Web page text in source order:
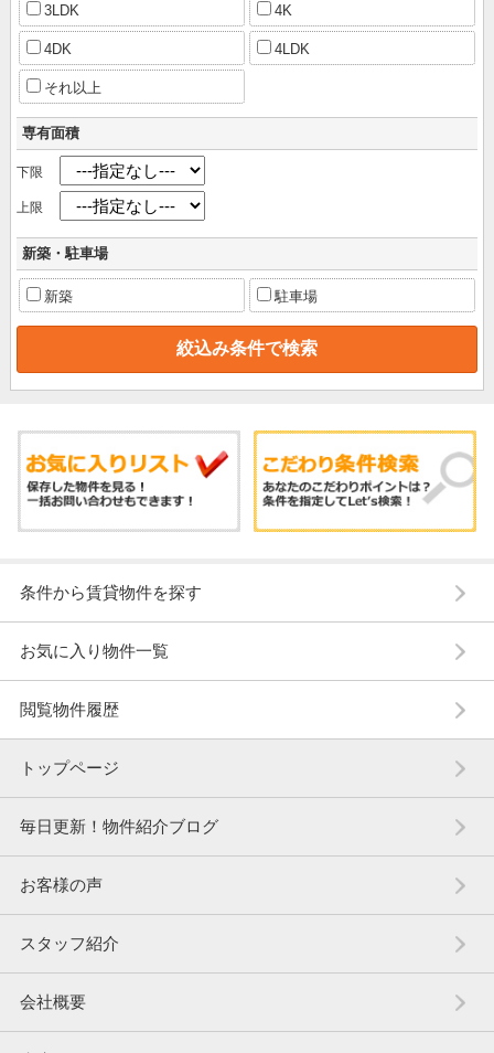
3LDK 4K
4DK 4LDK
それ以上
専有面積
下限
上限
新築・駐車場
新築 駐車場
条件から賃貸物件を探す
お気に入り物件一覧
閲覧物件履歴
トップページ
毎日更新！物件紹介ブログ
お客様の声
スタッフ紹介
会社概要